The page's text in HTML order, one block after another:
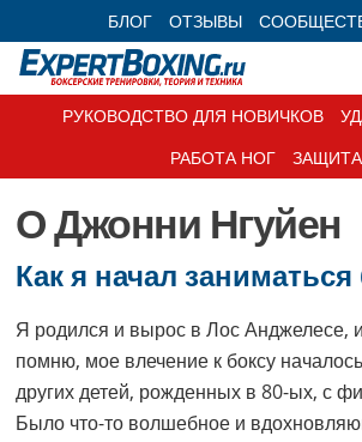
to
primary
navigation
to
main
content
to
primary
sidebar
to
footer
БЛОГ ОТЗЫВЫ
РУКОВОДСТВО ДЛЯ НОВИЧКОВ
РАБОТА НОГ
ЗАЩИТА
О Джонни Нгуйен
Как я начал
Я родился и вырос в Лос Анджелесе,
помню, мое влечение к боксу
других детей, рожденных в 80-ых, с
Было что-то волшебное и